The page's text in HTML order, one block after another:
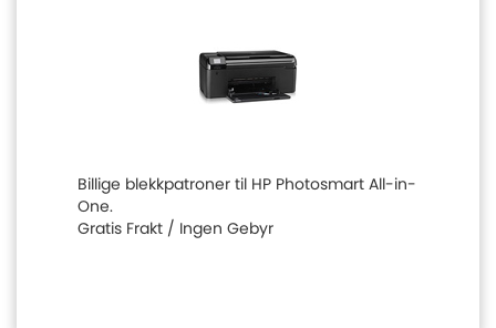
Billige blekkpatroner til HP Photosmart All-in-
One.
Gratis Frakt / Ingen Gebyr